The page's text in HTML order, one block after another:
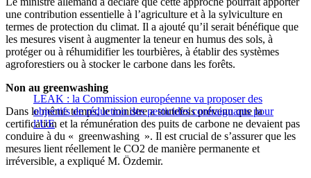
une contribution essentielle à l’agriculture et à la sylviculture en
termes de protection du climat. Il a ajouté qu’il serait bénéfique que
les mesures visent à augmenter la teneur en humus des sols, à
protéger ou à réhumidifier les tourbières, à établir des systèmes
agroforestiers ou à stocker le carbone dans les forêts.
LEAK : la Commission européenne va proposer des
objectifs de réduction des pesticides contraignants pour
l’UE
Non au greenwashing
Dans le même temps, le ministre a toutefois prévenu que la
certification et la rémunération des puits de carbone ne devaient pas
conduire à du « greenwashing ». Il est crucial de s’assurer que les
mesures lient réellement le CO2 de manière permanente et
irréversible, a expliqué M. Özdemir.